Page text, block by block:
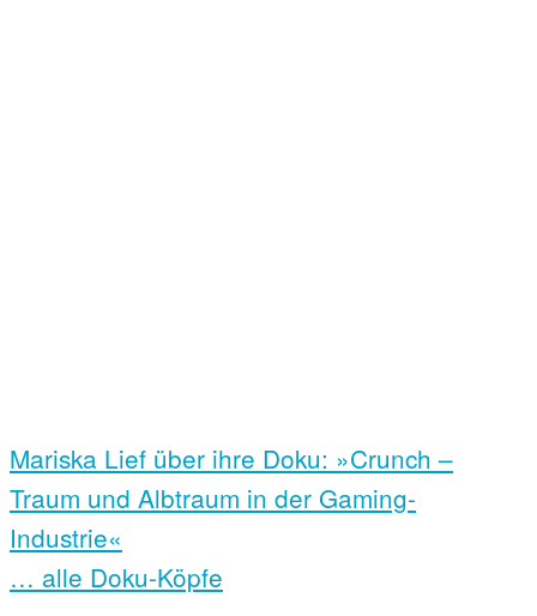
Mariska Lief über ihre Doku: »Crunch –
Traum und Albtraum in der Gaming-
Industrie«
… alle Doku-Köpfe